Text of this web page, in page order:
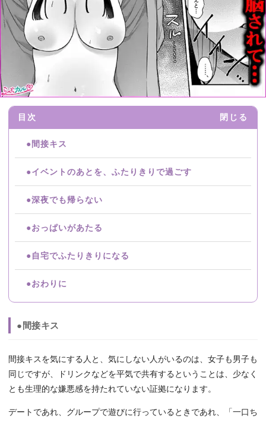
目次 閉じる
●間接キス
●イベントのあとを、ふたりきりで過ごす
●深夜でも帰らない
●おっぱいがあたる
●自宅でふたりきりになる
●おわりに
●間接キス
間接キスを気にする人と、気にしない人がいるのは、女子も男子も
同じですが、ドリンクなどを平気で共有するということは、少なく
とも生理的な嫌悪感を持たれていない証拠になります。
デートであれ、グループで遊びに行っているときであれ、「一口ち